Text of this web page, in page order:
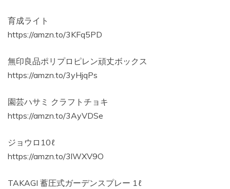
育成ライト
https://amzn.to/3KFq5PD
無印良品ポリプロピレン頑丈ボックス
https://amzn.to/3yHjqPs
園芸ハサミ クラフトチョキ
https://amzn.to/3AyVDSe
ジョウロ10ℓ
https://amzn.to/3lWXV9O
TAKAGI 蓄圧式ガーデンスプレー 1ℓ